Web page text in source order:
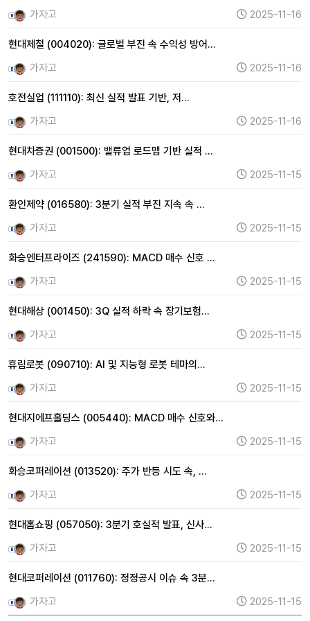
가자고
2025-11-16
현대제철 (004020): 글로벌 부진 속 수익성 방어…
가자고
2025-11-16
호전실업 (111110): 최신 실적 발표 기반, 저…
가자고
2025-11-16
현대차증권 (001500): 밸류업 로드맵 기반 실적 …
가자고
2025-11-15
환인제약 (016580): 3분기 실적 부진 지속 속 …
가자고
2025-11-15
화승엔터프라이즈 (241590): MACD 매수 신호 …
가자고
2025-11-15
현대해상 (001450): 3Q 실적 하락 속 장기보험…
가자고
2025-11-15
휴림로봇 (090710): AI 및 지능형 로봇 테마의…
가자고
2025-11-15
현대지에프홀딩스 (005440): MACD 매수 신호와…
가자고
2025-11-15
화승코퍼레이션 (013520): 주가 반등 시도 속, …
가자고
2025-11-15
현대홈쇼핑 (057050): 3분기 호실적 발표, 신사…
가자고
2025-11-15
현대코퍼레이션 (011760): 정정공시 이슈 속 3분…
가자고
2025-11-15